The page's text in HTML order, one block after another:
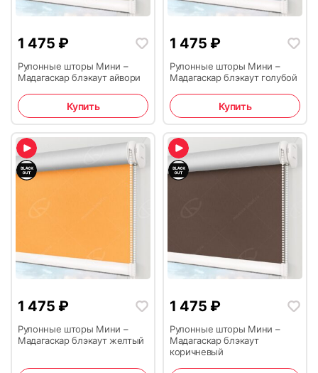
1 475 ₽
Рулонные шторы Мини –
Мадагаскар блэкаут айвори
Купить
1 475 ₽
Рулонные шторы Мини –
Мадагаскар блэкаут голубой
Купить
1 475 ₽
Рулонные шторы Мини –
Мадагаскар блэкаут желтый
1 475 ₽
Рулонные шторы Мини –
Мадагаскар блэкаут
коричневый